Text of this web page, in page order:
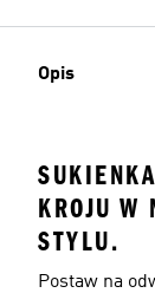
Opis
KROJU W
STYLU.
Postaw na